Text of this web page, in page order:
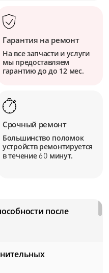
Гарантия на ремонт
На все запчасти и услуги
мы предоставляем
гарантию до до 12 мес.
Срочный ремонт
Большинство поломок
устройств ремонтируется
в течение60 минут.
после